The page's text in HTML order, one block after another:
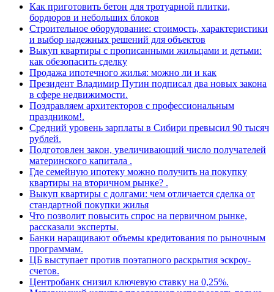
Как приготовить бетон для тротуарной плитки,
бордюров и небольших блоков
Строительное оборудование: стоимость, характеристики
и выбор надежных решений для объектов
Выкуп квартиры с прописанными жильцами и детьми:
как обезопасить сделку
Продажа ипотечного жилья: можно ли и как
Президент Владимир Путин подписал два новых закона
в сфере недвижимости.
Поздравляем архитекторов с профессиональным
праздником!.
Средний уровень зарплаты в Сибири превысил 90 тысяч
рублей.
Подготовлен закон, увеличивающий число получателей
материнского капитала .
Где семейную ипотеку можно получить на покупку
квартиры на вторичном рынке? .
Выкуп квартиры с долгами: чем отличается сделка от
стандартной покупки жилья
Что позволит повысить спрос на первичном рынке,
рассказали эксперты.
Банки наращивают объемы кредитования по рыночным
программам.
ЦБ выступает против поэтапного раскрытия эскроу-
счетов.
Центробанк снизил ключевую ставку на 0,25%.